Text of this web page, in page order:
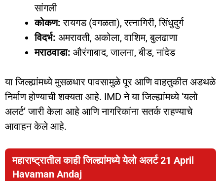
सांगली
कोकण: रायगड (वगळता), रत्नागिरी, सिंधुदुर्ग
विदर्भ: अमरावती, अकोला, वाशिम, बुलढाणा
मराठवाडा: औरंगाबाद, जालना, बीड, नांदेड
या जिल्ह्यांमध्ये मुसळधार पावसामुळे पूर आणि वाहतुकीत अडथळे
निर्माण होण्याची शक्यता आहे. IMD ने या जिल्ह्यांमध्ये ‘यलो
अलर्ट’ जारी केला आहे आणि नागरिकांना सतर्क राहण्याचे
आवाहन केले आहे.
महाराष्ट्रातील काही जिल्ह्यांमध्ये येलो अलर्ट 21 April
Havaman Andaj